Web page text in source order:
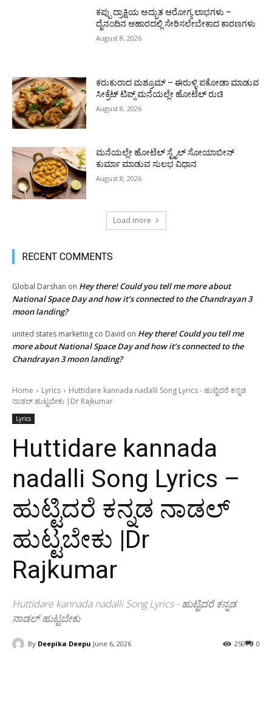
ಕಪ್ಪು ದ್ರಾಕ್ಷಿಯ ಅದ್ಭುತ ಆರೋಗ್ಯ ಲಾಭಗಳು –
ದೈನಂದಿನ ಆಹಾರದಲ್ಲಿ ಸೇರಿಸಲೇಬೇಕಾದ ಕಾರಣಗಳು
August 8, 2026
ಕರುಕುರಾದ ಮಶ್ರೂಮ್ – ಈರುಳ್ಳಿ ಪಕೋಡಾ ಮಾಡುವ
ಸೀಕ್ರೆಟ್ ಟಿಪ್ಸ್ ಮನೆಯಲ್ಲೇ ಹೋಟೆಲ್ ರುಚಿ
August 8, 2026
ಮನೆಯಲ್ಲೇ ಹೋಟೆಲ್ ಸ್ಟೈಲ್ ಸೋಯಾಬೀನ್
ಕುರ್ಮಾ ಮಾಡುವ ಸುಲಭ ವಿಧಾನ
August 8, 2026
Load more
RECENT COMMENTS
Global Darshan on Hey there! Could you tell me more about
National Space Day and how it’s connected to the Chandrayan 3
moon landing?
united states marketing co David on Hey there! Could you tell me
more about National Space Day and how it’s connected to the
Chandrayan 3 moon landing?